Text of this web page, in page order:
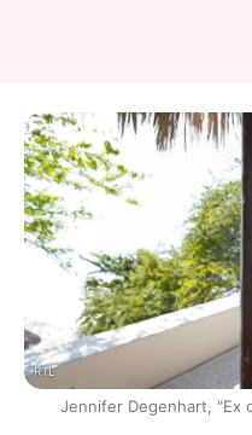
RTL
Jennifer Degenhart, "Ex